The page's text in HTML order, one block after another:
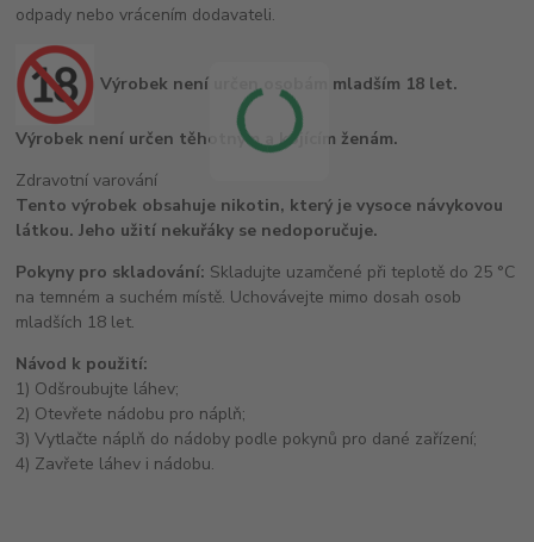
odpady nebo vrácením dodavateli.
Výrobek není určen osobám mladším 18 let.
Výrobek není určen těhotným a kojícím ženám.
Zdravotní varování
Tento výrobek obsahuje nikotin, který je vysoce návykovou
látkou. Jeho užití nekuřáky se nedoporučuje.
Pokyny pro skladování: Skladujte uzamčené při teplotě do 25 °C
na temném a suchém místě. Uchovávejte mimo dosah osob
mladších 18 let.
Návod k použití:
1) Odšroubujte láhev;
2) Otevřete nádobu pro náplň;
3) Vytlačte náplň do nádoby podle pokynů pro dané zařízení;
4) Zavřete láhev i nádobu.